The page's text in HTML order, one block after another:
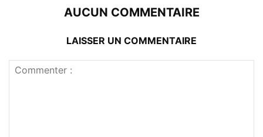
AUCUN COMMENTAIRE
LAISSER UN COMMENTAIRE